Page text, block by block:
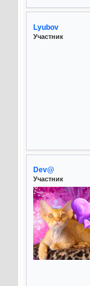
Lyubov
Участник
Dev@
Участник